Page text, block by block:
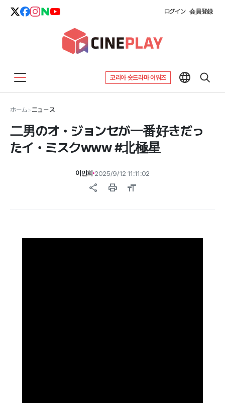
ログイン 会員登録
코리아 숏드라마 어워즈
ホーム>ニュース
二男のオ・ジョンセが一番好きだっ
たイ・ミスクwww #北極星
이민희 2025/9/12 11:11:02
share print format_size